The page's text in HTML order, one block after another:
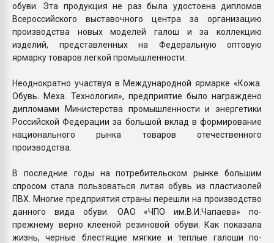
обуви. Эта продукция не раз была удостоена дипломов
Всероссийского выставочного центра за организацию
производства новых моделей галош и за коллекцию
изделий, представленных на Федеральную оптовую
ярмарку товаров легкой промышленности.
Неоднократно участвуя в Международной ярмарке «Кожа.
Обувь. Меха. Технология», предприятие было награждено
дипломами Министерства промышленности и энергетики
Российской Федерации за большой вклад в формирование
национального рынка товаров отечественного
производства.
В последние годы на потребительском рынке большим
спросом стала пользоваться литая обувь из пластизолей
ПВХ. Многие предприятия страны перешли на производство
данного вида обуви. ОАО «ЧПО им.В.И.Чапаева» по-
прежнему верно клееной резиновой обуви. Как показала
жизнь, черные блестящие мягкие и теплые галоши по-